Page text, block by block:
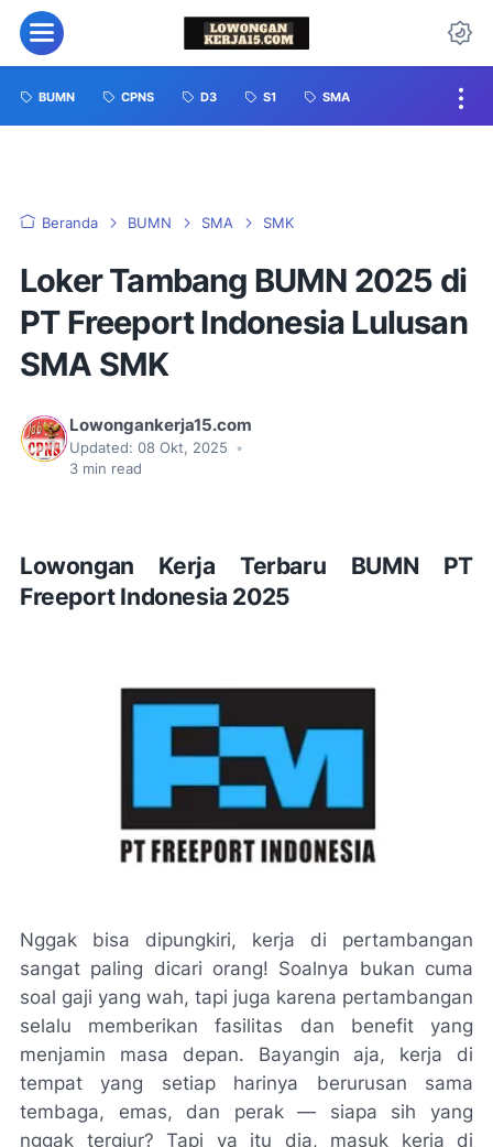
BUMN CPNS D3 S1 SMA
Beranda BUMN SMA SMK
Loker Tambang BUMN 2025 di
PT Freeport Indonesia Lulusan
SMA SMK
Lowongankerja15.com
Updated: 08 Okt, 2025
•
3 min read
Lowongan Kerja Terbaru BUMN PT
Freeport Indonesia 2025
Nggak bisa dipungkiri, kerja di pertambangan
sangat paling dicari orang! Soalnya bukan cuma
soal gaji yang wah, tapi juga karena pertambangan
selalu memberikan fasilitas dan benefit yang
menjamin masa depan. Bayangin aja, kerja di
tempat yang setiap harinya berurusan sama
tembaga, emas, dan perak — siapa sih yang
nggak tergiur? Tapi ya itu dia, masuk kerja di